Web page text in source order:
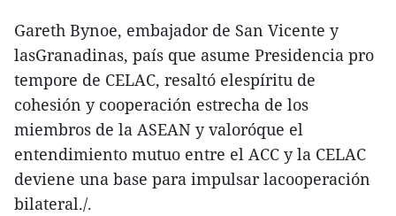
Gareth Bynoe, embajador de San Vicente y
lasGranadinas, país que asume Presidencia pro
tempore de CELAC, resaltó elespíritu de
cohesión y cooperación estrecha de los
miembros de la ASEAN y valoróque el
entendimiento mutuo entre el ACC y la CELAC
deviene una base para impulsar lacooperación
bilateral./.